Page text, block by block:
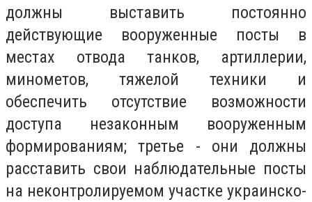
должны выставить постоянно
действующие вооруженные посты в
местах отвода танков, артиллерии,
минометов, тяжелой техники и
обеспечить отсутствие возможности
доступа незаконным вооруженным
формированиям; третье - они должны
расставить свои наблюдательные посты
на неконтролируемом участке украинско-